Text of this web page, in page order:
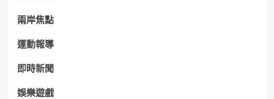
兩岸焦點
運動報導
即時新聞
娛樂遊戲